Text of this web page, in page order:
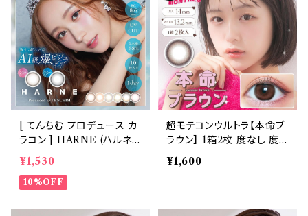
っぽ 色素薄い系 盛れる ブ
ルー ヘーゼル ベージュ ブ
ラウン 1日使い捨て
っぽ 色素薄い系 盛れる ブ
ルー ヘーゼル ベージュ ブ
ラウン 1日使い捨て
[ てんちむ プロデュース カ
ラコン ] HARNE (ハルネ)
ワンデー 1day 10枚入り
（当日発送） 1day
¥1,530
10%OFF
超モテコンウルトラ【本命ブ
ラウン】 1箱2枚 度なし 度
あり なえなの カラーコンタ
クト 1ヶ月 コンタクトレンズ
¥1,600